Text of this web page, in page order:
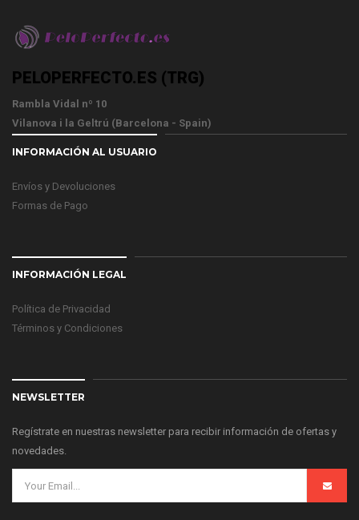
PELOPERFECTO.ES (TRG)
Rambla Vidal nº 10
Vilanova i la Geltrú (Barcelona - Spain)
INFORMACIÓN AL USUARIO
Envíos y Devoluciones
Formas de Pago
INFORMACIÓN LEGAL
Política de Privacidad
Términos y Condiciones
NEWSLETTER
Regístrate en nuestras newsletter para recibir información de ofertas y
novedades.